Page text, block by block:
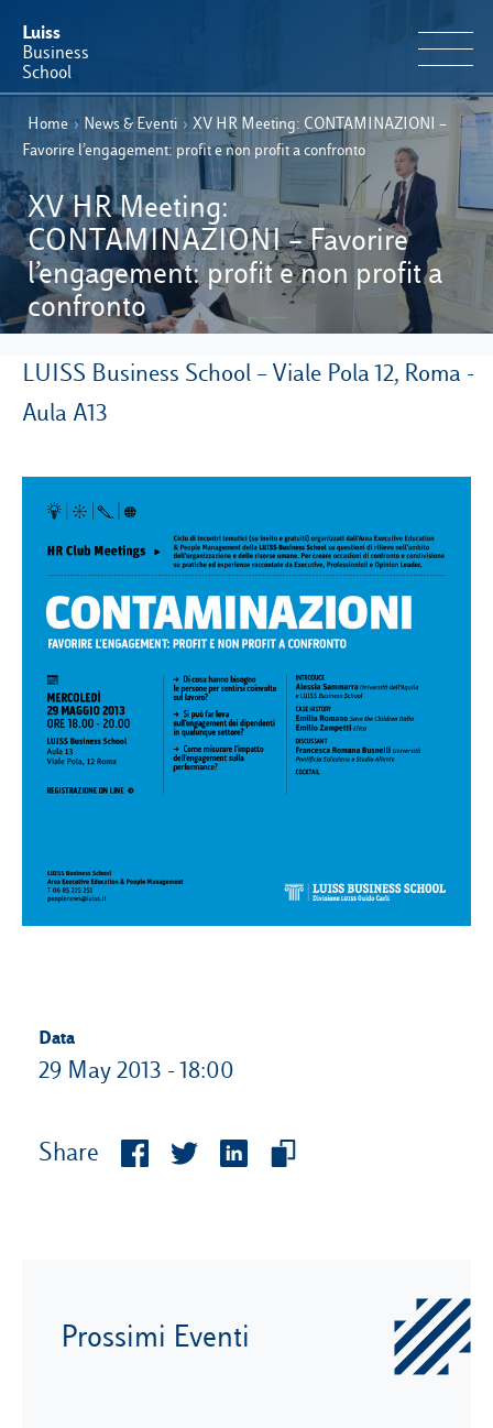
Luiss
Business
School
IT EN
Offerta Formativa
Perché Luiss Business School
Faculty & Ricerca
News & Eventi
Operation & Students’ Experience
Campus & Hub:
Roma
Milano
Belluno
Amsterdam
Home › News & Eventi › XV HR Meeting: CONTAMINAZIONI –
Favorire l’engagement: profit e non profit a confronto
XV HR Meeting:
CONTAMINAZIONI – Favorire
l’engagement: profit e non profit a
confronto
LUISS Business School – Viale Pola 12, Roma -
Aula A13
Data
29 May 2013 - 18:00
Share
Prossimi Eventi